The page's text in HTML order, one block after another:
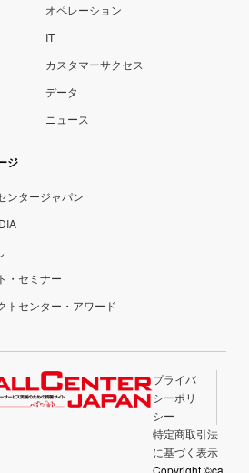
オペレーション
IT
カスタマーサクセス
データ
ニュース
ジ
ンタージャパン
・セミナー
トセンター・アワード
プライバ
シーポリ
シー
特定商取引法
に基づく表示
Copyright ©ca